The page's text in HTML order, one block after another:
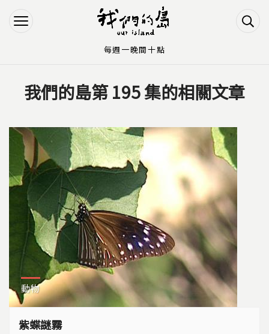
Jump to Navigation
Jump to Main content
您在這裡
我們的島第 195 集的相關文章
動物
紫蝶謎霧
每週一晚間十點